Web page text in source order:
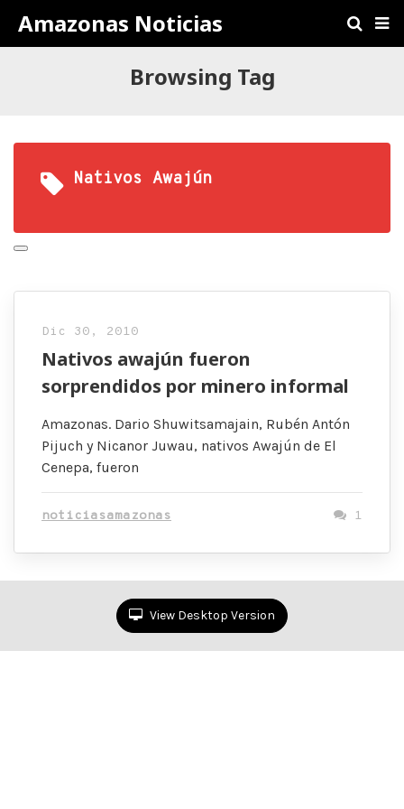
Amazonas Noticias
Browsing Tag
Nativos Awajún
Dic 30, 2010
Nativos awajún fueron
sorprendidos por minero informal
Amazonas. Dario Shuwitsamajain, Rubén Antón
Pijuch y Nicanor Juwau, nativos Awajún de El
Cenepa, fueron
noticiasamazonas 1
View Desktop Version